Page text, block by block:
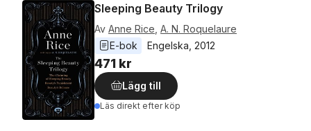
Sleeping Beauty Trilogy
Av Anne Rice A. N. Roquelaure
E-bok
Engelska 2012
471 kr
Lägg till
Läs direkt efter köp